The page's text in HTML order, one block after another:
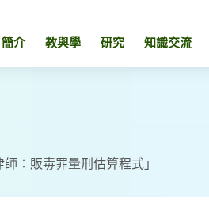
簡介 教與學 研究 知識交流
：販毒罪量刑估算程式」